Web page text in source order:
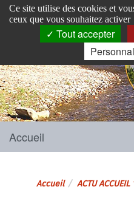
Pins-Justaret
Site officiel
Accueil
Accueil ACTU ACCUEIL
Panneau de gestion des cookies
Ce site utilise des cookies et
ceux que vous souhaitez activer
Tout accepter